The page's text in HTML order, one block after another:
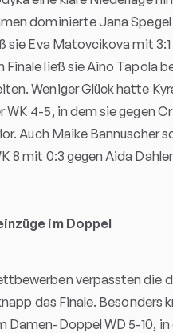
dominierte Jana Spegel
sie Eva Matovcikova mit 3:1
Finale ließ sie Aino Tapola
Weniger Glück hatte
WK 4-5, in dem sie gegen
Auch Maike Bannuscher
8 mit 0:3 gegen Aida
im Doppel
verpassten die
das Finale. Besonders
Damen-Doppel WD 5-10, in